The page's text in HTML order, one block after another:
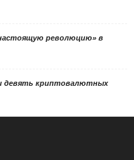
революцию» в
девять криптовалютных